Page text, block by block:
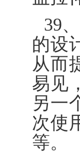
39
的设
从而
易见
另一
次使
等。